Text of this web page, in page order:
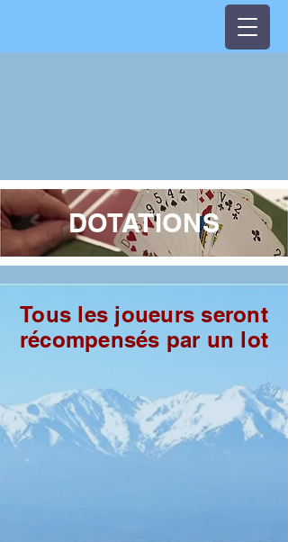
DOTATIONS
Tous les joueurs seront
récompensés par un lot